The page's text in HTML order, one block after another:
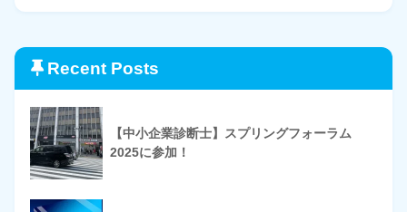
Recent Posts
【中小企業診断士】スプリングフォーラム
2025に参加！